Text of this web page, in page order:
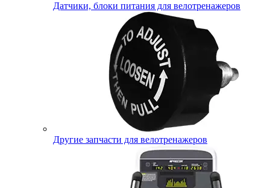
Датчики, блоки питания для велотренажеров
Другие запчасти для велотренажеров